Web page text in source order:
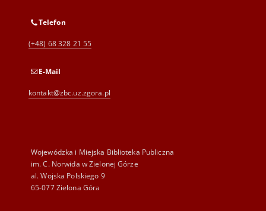
Telefon
(+48) 68 328 21 55
E-Mail
kontakt@zbc.uz.zgora.pl
Wojewódzka i Miejska Biblioteka Publiczna
im. C. Norwida w Zielonej Górze
al. Wojska Polskiego 9
65-077 Zielona Góra